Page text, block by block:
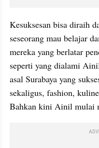
Kesuksesan bisa diraih
seseorang mau belajar
mereka yang berlatar
seperti yang dialami
asal Surabaya yang
sekaligus, fashion,
Bahkan kini Ainil mulai